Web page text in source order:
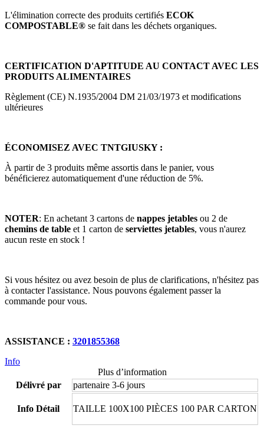
L'élimination correcte des produits certifiés ECOK
COMPOSTABLE® se fait dans les déchets organiques.
CERTIFICATION D'APTITUDE AU CONTACT AVEC LES
PRODUITS ALIMENTAIRES
Règlement (CE) N.1935/2004 DM 21/03/1973 et modifications
ultérieures
ÉCONOMISEZ AVEC TNTGIUSKY :
À partir de 3 produits même assortis dans le panier, vous
bénéficierez automatiquement d'une réduction de 5%.
NOTER: En achetant 3 cartons de nappes jetables ou 2 de
chemins de table et 1 carton de serviettes jetables, vous n'aurez
aucun reste en stock !
Si vous hésitez ou avez besoin de plus de clarifications, n'hésitez pas
à contacter l'assistance. Nous pouvons également passer la
commande pour vous.
ASSISTANCE : 3201855368
Info
Plus d’information
Délivré par
partenaire 3-6 jours
Info Détail TAILLE 100X100 PIÈCES 100 PAR CARTON